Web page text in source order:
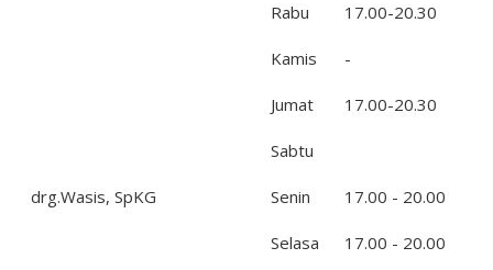
Rabu 17.00-20.30
Kamis -
Jumat 17.00-20.30
Sabtu
drg.Wasis, SpKG Senin 17.00 - 20.00
Selasa 17.00 - 20.00